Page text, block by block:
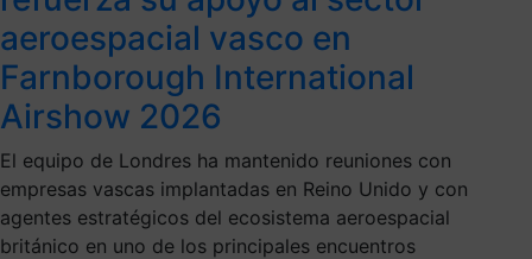
aeroespacial vasco en
Farnborough International
Airshow 2026
El equipo de Londres ha mantenido reuniones con
empresas vascas implantadas en Reino Unido y con
agentes estratégicos del ecosistema aeroespacial
británico en uno de los principales encuentros